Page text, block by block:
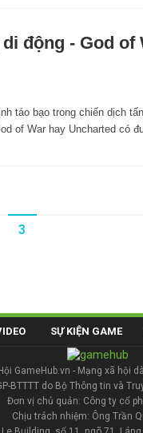
động - God of
táo bạo trong chiến dịch
of War hay Uncharted có
3
SỰ KIỆN GAME
GameHub.vn - Mạng xã hội
BTTTT do Bộ Thông tin và
Đơn vị chủ quản: Công ty cổ
Chịu trách nhiệm: Ông Trần